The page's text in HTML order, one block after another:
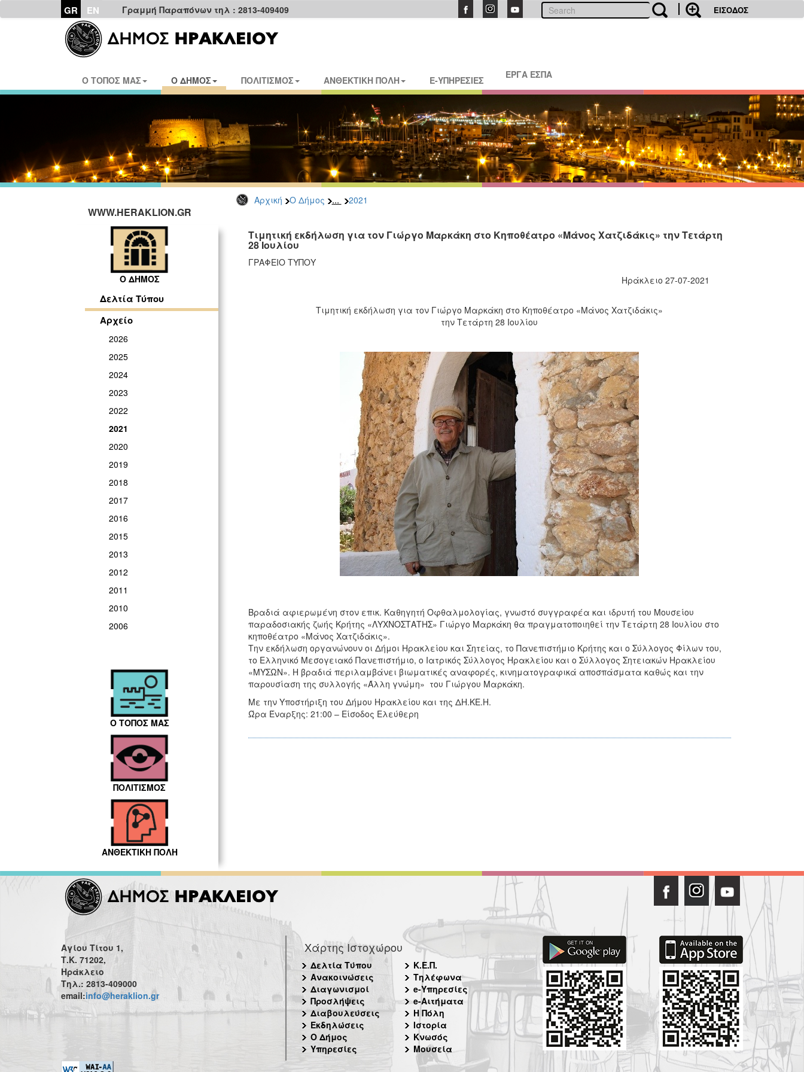
GR EN Γραμμή Παραπόνων τηλ : 2813-409409 ΕΙΣΟΔΟΣ
Ο ΤΟΠΟΣ ΜΑΣ Ο ΔΗΜΟΣ ΠΟΛΙΤΙΣΜΟΣ ΑΝΘΕΚΤΙΚΗ ΠΟΛΗ E-ΥΠΗΡΕΣΙΕΣ ΕΡΓΑ ΕΣΠΑ
Αρχική Ο Δήμος ... 2021
WWW.HERAKLION.GR
Ο ΔΗΜΟΣ
Δελτία Τύπου
Αρχείο
2026
2025
2024
2023
2022
2021
2020
2019
2018
2017
2016
2015
2013
2012
2011
2010
2006
Ο ΤΟΠΟΣ ΜΑΣ
ΠΟΛΙΤΙΣΜΟΣ
ΑΝΘΕΚΤΙΚΗ ΠΟΛΗ
Τιμητική εκδήλωση για τον Γιώργο Μαρκάκη στο Κηποθέατρο «Μάνος Χατζιδάκις» την Τετάρτη
28 Ιουλίου
ΓΡΑΦΕΙΟ ΤΥΠΟΥ
Ηράκλειο 27-07-2021
Τιμητική εκδήλωση για τον Γιώργο Μαρκάκη στο Κηποθέατρο «Μάνος Χατζιδάκις»
την Τετάρτη 28 Ιουλίου
Βραδιά αφιερωμένη στον επικ. Καθηγητή Οφθαλμολογίας, γνωστό συγγραφέα και ιδρυτή του Μουσείου
παραδοσιακής ζωής Κρήτης «ΛΥΧΝΟΣΤΑΤΗΣ» Γιώργο Μαρκάκη θα πραγματοποιηθεί την Τετάρτη 28 Ιουλίου στο
κηποθέατρο «Μάνος Χατζιδάκις».
Την εκδήλωση οργανώνουν οι Δήμοι Ηρακλείου και Σητείας, το Πανεπιστήμιο Κρήτης και ο Σύλλογος Φίλων του,
το Ελληνικό Μεσογειακό Πανεπιστήμιο, ο Ιατρικός Σύλλογος Ηρακλείου και ο Σύλλογος Σητειακών Ηρακλείου
«ΜΥΣΩΝ». Η βραδιά περιλαμβάνει βιωματικές αναφορές, κινηματογραφικά αποσπάσματα καθώς και την
παρουσίαση της συλλογής «Άλλη γνώμη» του Γιώργου Μαρκάκη.
Με την Υποστήριξη του Δήμου Ηρακλείου και της ΔΗ.ΚΕ.Η.
Ώρα Έναρξης: 21:00 – Είσοδος Ελεύθερη
Αγίου Τίτου 1,
Τ.Κ. 71202,
Ηράκλειο
Τηλ.: 2813-409000
email:info@heraklion.gr
Χάρτης Ιστοχώρου
Δελτία Τύπου
Ανακοινώσεις
Διαγωνισμοί
Προσλήψεις
Διαβουλεύσεις
Εκδηλώσεις
Ο Δήμος
Υπηρεσίες
Κ.Ε.Π.
Τηλέφωνα
e-Υπηρεσίες
e-Αιτήματα
Η Πόλη
Ιστορία
Κνωσός
Μουσεία